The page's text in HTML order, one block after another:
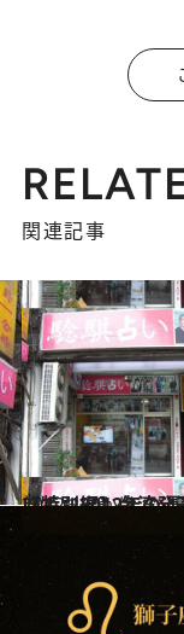
関連記事
2012.1.25
【特別編】台湾発干支占い！ 2012
旅＆お出かけ